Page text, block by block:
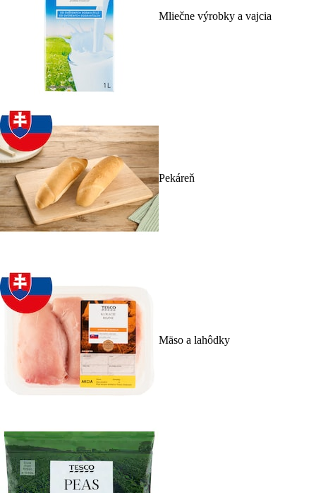
Mliečne výrobky a vajcia
Pekáreň
Mäso a lahôdky